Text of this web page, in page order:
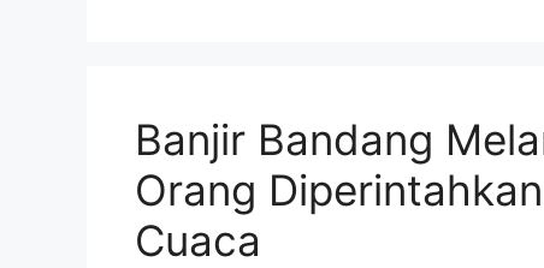
Banjir Bandang
Orang
Cuaca